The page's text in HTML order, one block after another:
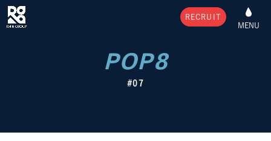
MENU
RECRUIT
POP8
#07